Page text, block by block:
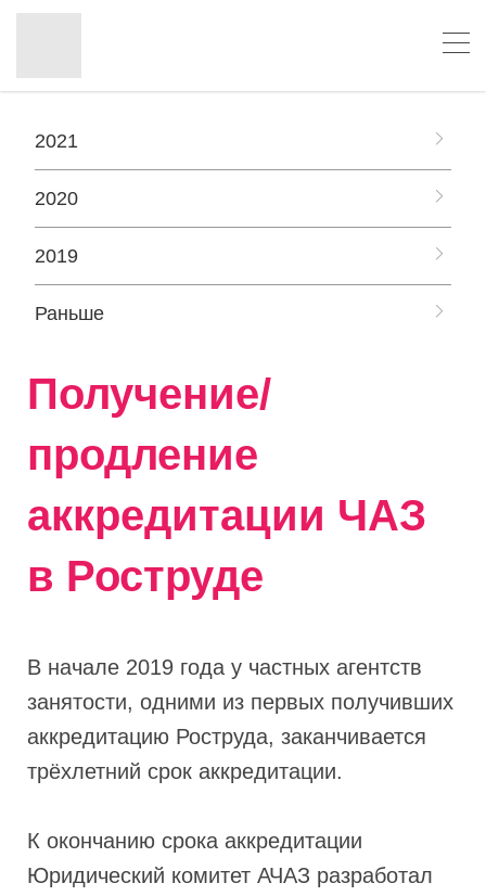
2021
2020
2019
Раньше
Получение/
продление
аккредитации ЧАЗ
в Роструде
В начале 2019 года у частных агентств
занятости, одними из первых получивших
аккредитацию Роструда, заканчивается
трёхлетний срок аккредитации.
К окончанию срока аккредитации
Юридический комитет АЧАЗ разработал